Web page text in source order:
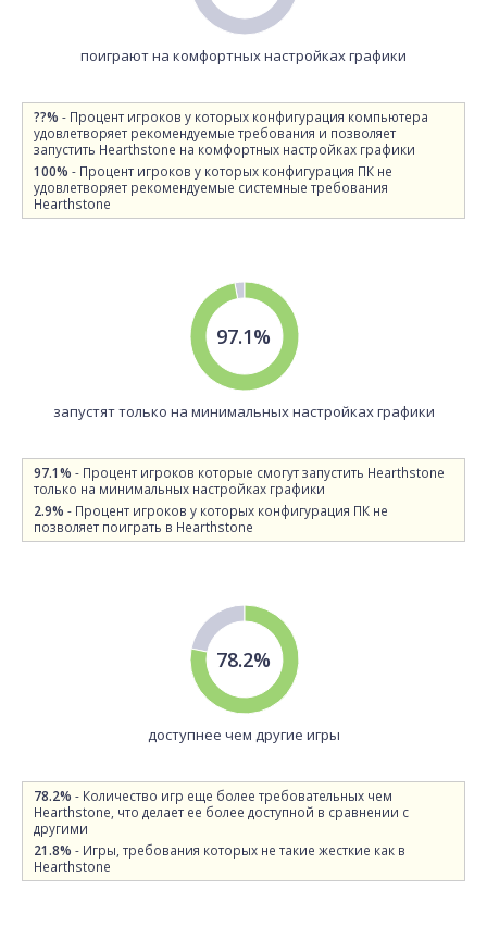
поиграют на комфортных настройках графики
??% - Процент игроков у которых конфигурация компьютера
удовлетворяет рекомендуемые требования и позволяет
запустить Hearthstone на комфортных настройках графики
100% - Процент игроков у которых конфигурация ПК не
удовлетворяет рекомендуемые системные требования
Hearthstone
97.1%
запустят только на минимальных настройках графики
97.1% - Процент игроков которые смогут запустить Hearthstone
только на минимальных настройках графики
2.9% - Процент игроков у которых конфигурация ПК не
позволяет поиграть в Hearthstone
78.2%
доступнее чем другие игры
78.2% - Количество игр еще более требовательных чем
Hearthstone, что делает ее более доступной в сравнении с
другими
21.8% - Игры, требования которых не такие жесткие как в
Hearthstone